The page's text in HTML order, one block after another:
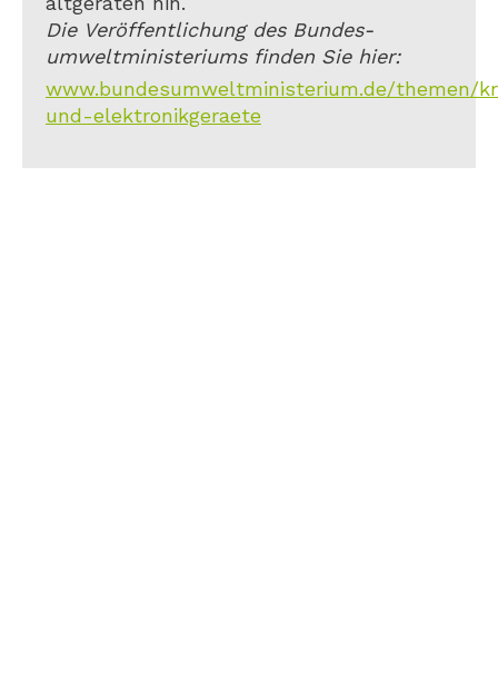
Die Veröffentlichung des Bundes-
umweltministeriums finden Sie hier:
www.bundesumweltministerium.de/
und-elektronikgeraete